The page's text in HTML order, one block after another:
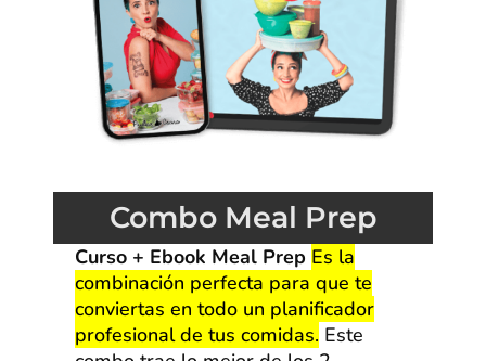
Combo Meal Prep
Curso + Ebook Meal Prep Es la
combinación perfecta para que te
conviertas en todo un planificador
profesional de tus comidas. Este